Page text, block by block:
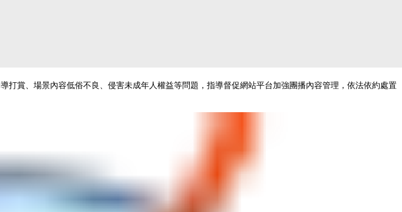
打賞、場景內容低俗不良、侵害未成年人權益等問題，指導督促網站平台加強團播內容管理，依法依約處置